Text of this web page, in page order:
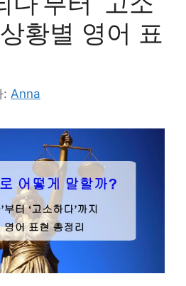
황별 영어 표
: Anna